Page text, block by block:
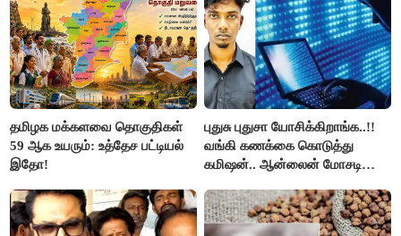
தமிழக மக்களவை தொகுதிகள்
59 ஆக உயரும்: உத்தேச பட்டியல்
இதோ!
புதுசு புதுசா யோசிக்கிறாங்க..!!
வங்கி கணக்கை கொடுத்து
கமிஷன்.. ஆன்லைன் மோசடி
கைது..!!